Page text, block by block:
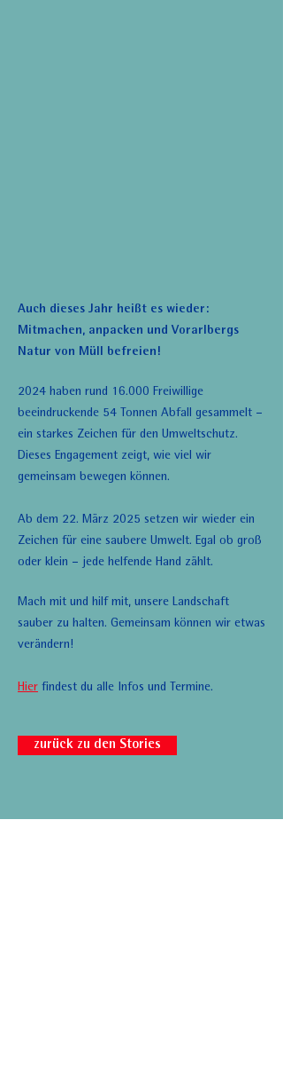
Auch dieses Jahr heißt es wieder:
Mitmachen, anpacken und Vorarlbergs
Natur von Müll befreien!
2024 haben rund 16.000 Freiwillige
beeindruckende 54 Tonnen Abfall gesammelt –
ein starkes Zeichen für den Umweltschutz.
Dieses Engagement zeigt, wie viel wir
gemeinsam bewegen können.
Ab dem 22. März 2025 setzen wir wieder ein
Zeichen für eine saubere Umwelt. Egal ob groß
oder klein – jede helfende Hand zählt.
Mach mit und hilf mit, unsere Landschaft
sauber zu halten. Gemeinsam können wir etwas
verändern!
Hier findest du alle Infos und Termine.
zurück zu den Stories